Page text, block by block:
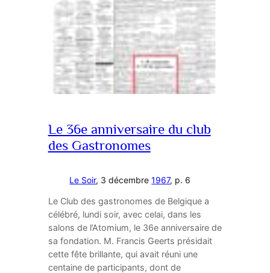
Le 36e anniversaire du club
des Gastronomes
Le Soir, 3 décembre1967, p. 6
Le Club des gastronomes de Belgique a
célébré, lundi soir, avec celai, dans les
salons de l’Atomium, le 36e anniversaire de
sa fondation. M. Francis Geerts présidait
cette fête brillante, qui avait réuni une
centaine de participants, dont de